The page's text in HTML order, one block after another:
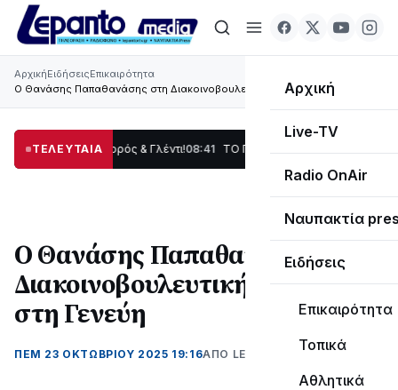
Αρχική
Live-TV
Radio OnAir
Ναυπακτία
Ειδήσεις
Επικαιρότητα
Τοπικά
Αθλητικά
ΑρχικήΕιδήσειςΕπικαιρότητα
Ο Θανάσης Παπαθανάσης στη Διακοινοβουλευτική Ένωση στη Γενεύη
ΤΕΛΕΥΤΑΙΑ
Χορός & Γλέντι!08:41 ΤΟ ΠΑΡΤΥ ΣΥΝΕΧΙΖΕΤΑΙ…
Ο Θανάσης Παπαθανάσης στη
Διακοινοβουλευτική Ένωση
στη Γενεύη
ΠΕΜ 23 ΟΚΤΩΒΡΊΟΥ 2025 19:16ΑΠΌ LEPANTO RTV